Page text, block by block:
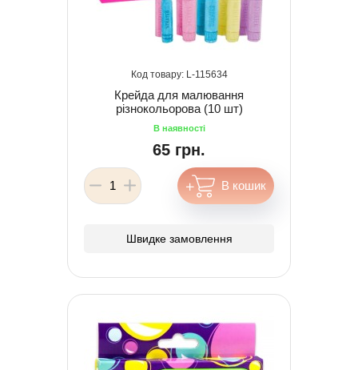
115634
Крейда для малювання
різнокольорова (10 шт)
65 грн.
Швидке замовлення